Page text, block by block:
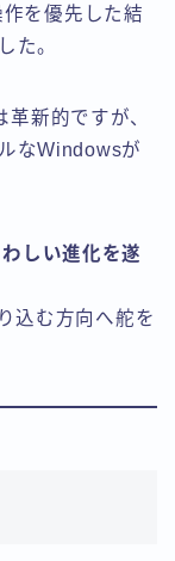
を優先した結
た。
新的ですが、
なWindowsが
しい進化を遂
込む方向へ舵を